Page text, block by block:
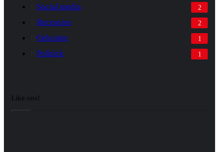
Social media 2
Recensies 2
Oekraïne 1
Politiek 1
Like ons!